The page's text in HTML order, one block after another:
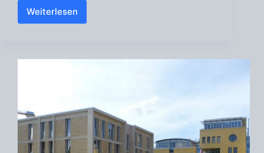
WeiterlesenBaugemeinschaft